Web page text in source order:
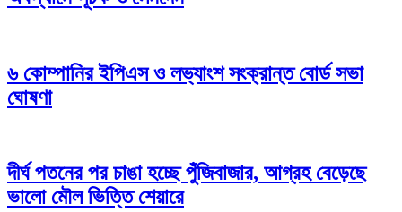
৬ কোম্পানির ইপিএস ও লভ্যাংশ সংক্রান্ত বোর্ড সভা
ঘোষণা
দীর্ঘ পতনের পর চাঙা হচ্ছে পুঁজিবাজার, আগ্রহ বেড়েছে
ভালো মৌল ভিত্তি শেয়ারে